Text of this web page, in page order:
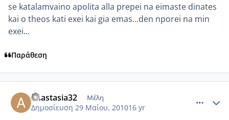
se katalamvaino apolita alla prepei na eimaste dinates
kai o theos kati exei kai gia emas...den nporei na min
exei...
Παράθεση
anastasia32 Μέλη
Δημοσίευση 29 Μαίου, 201016 yr